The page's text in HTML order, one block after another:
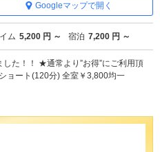
Googleマップで開く
ム 5,200 円 ～ 宿泊 7,200 円 ～
た！！ ★通常より”お得”にご利用頂
ョート(120分) 全室￥3,800均一